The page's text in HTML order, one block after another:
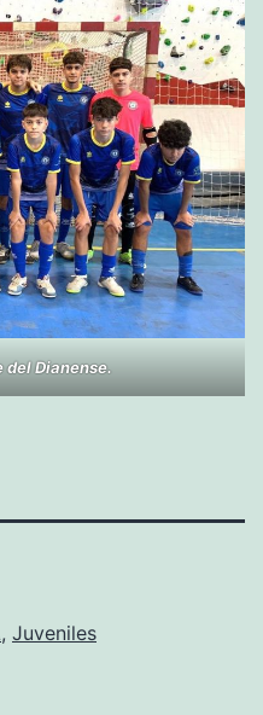
del Dianense.
, Juveniles